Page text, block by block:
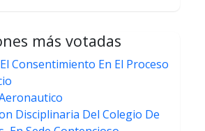
más votadas
Consentimiento En El Proceso
Disciplinaria Del Colegio De